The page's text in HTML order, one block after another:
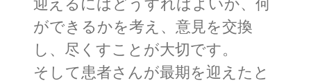
ができるかを考え、意見を交換
し、尽くすことが大切です。
そして患者さんが最期を迎えたと